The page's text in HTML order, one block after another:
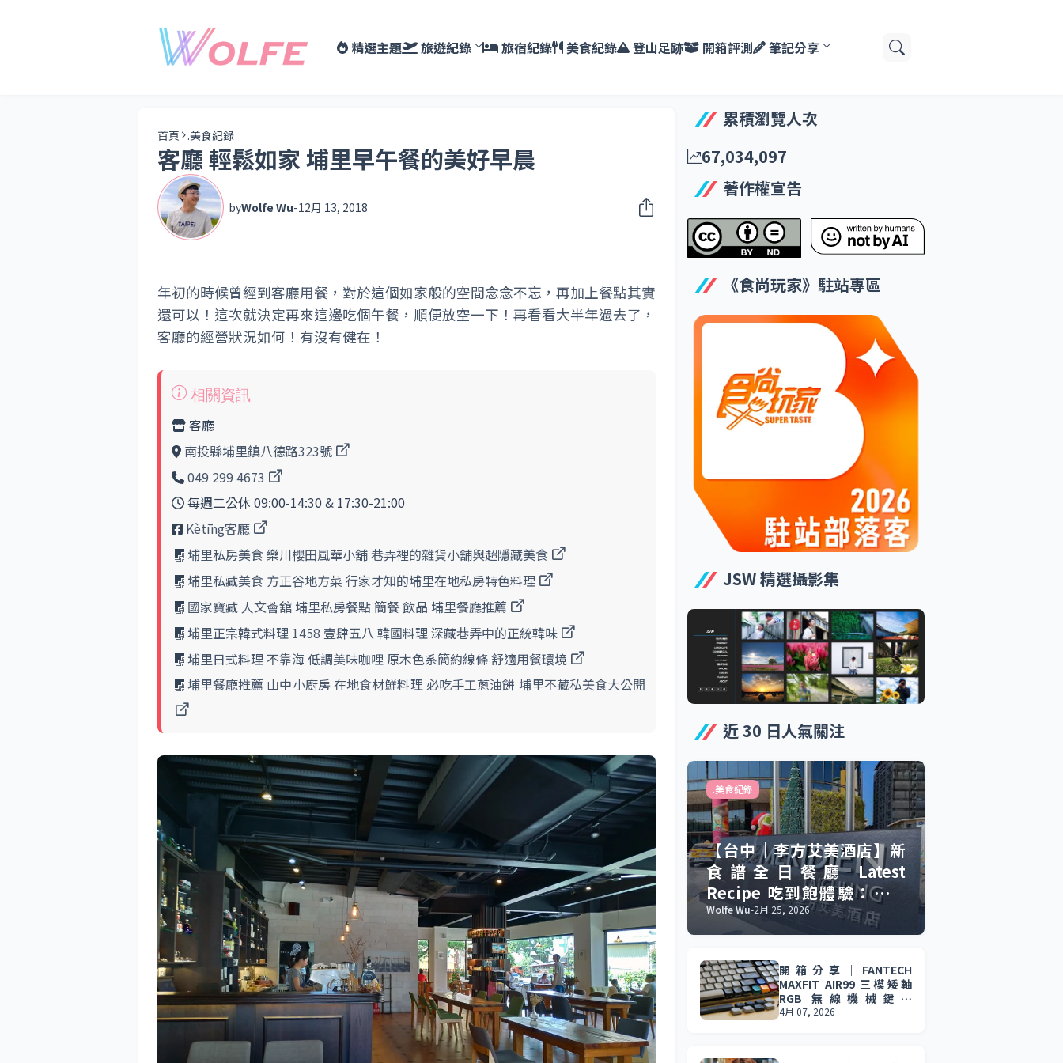
精選主題 旅遊紀錄 旅宿紀錄 美食紀錄 登山足跡 開箱評測 筆記分享
首頁 .美食紀錄
客廳 輕鬆如家 埔里早午餐的美好早晨
byWolfe Wu-12月 13, 2018
年初的時候曾經到客廳用餐，對於這個如家般的空間念念不忘，再加上餐點其實
還可以！這次就決定再來這邊吃個午餐，順便放空一下！再看看大半年過去了，
客廳的經營狀況如何！有沒有健在！
客廳
南投縣埔里鎮八德路323號
049 299 4673
每週二公休 09:00-14:30 & 17:30-21:00
Kètīng客廳
埔里私房美食 樂川櫻田風華小舖 巷弄裡的雜貨小舖與超隱藏美食
埔里私藏美食 方正谷地方菜 行家才知的埔里在地私房特色料理
國家寶藏 人文薈舘 埔里私房餐點 簡餐 飲品 埔里餐廳推薦
埔里正宗韓式料理 1458 壹肆五八 韓國料理 深藏巷弄中的正統韓味
埔里日式料理 不靠海 低調美味咖哩 原木色系簡約線條 舒適用餐環境
埔里餐廳推薦 山中小廚房 在地食材鮮料理 必吃手工蔥油餅 埔里不藏私美食大公開
累積瀏覽人次
67,034,097
著作權宣告
《食尚玩家》駐站專區
JSW 精選攝影集
近 30 日人氣關注
.美食紀錄
【台中｜李方艾美酒店】新
食譜全日餐廳 Latest
Recipe 吃到飽體驗：慶生
聚餐的美食與驚喜。
Wolfe Wu-2月 25, 2026
開箱分享｜FANTECH
MAXFIT AIR99 三模矮軸
RGB 無線機械鍵盤
(MK916) 輕薄設計 × 三模
4月 07, 2026